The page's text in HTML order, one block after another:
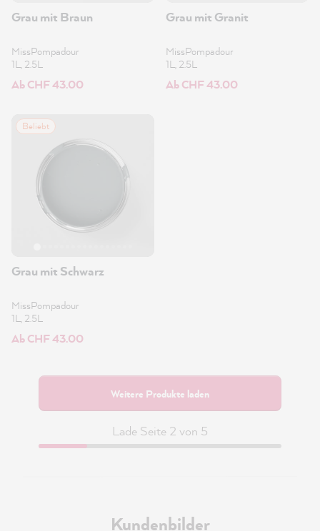
Grau mit Braun
MissPompadour
1L, 2.5L
Ab CHF 43.00
Grau mit Granit
MissPompadour
1L, 2.5L
Ab CHF 43.00
Beliebt
Grau mit Schwarz
MissPompadour
1L, 2.5L
Ab CHF 43.00
Weitere Produkte laden
Lade Seite 2 von 5
Kundenbilder